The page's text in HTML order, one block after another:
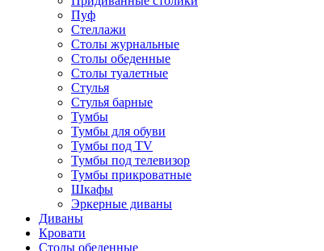
Пуф
Стеллажи
Столы журнальные
Столы обеденные
Столы туалетные
Стулья
Стулья барные
Тумбы
Тумбы для обуви
Тумбы под TV
Тумбы под телевизор
Тумбы прикроватные
Шкафы
Эркерные диваны
Диваны
Кровати
Столы обеденные